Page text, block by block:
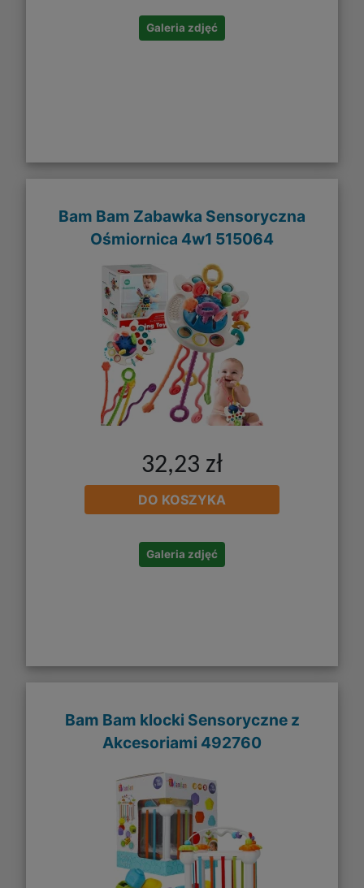
Galeria zdjęć
Bam Bam Zabawka Sensoryczna
Ośmiornica 4w1 515064
32,23 zł
DO KOSZYKA
Galeria zdjęć
Bam Bam klocki Sensoryczne z
Akcesoriami 492760